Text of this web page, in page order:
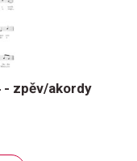
- zpěv/akordy